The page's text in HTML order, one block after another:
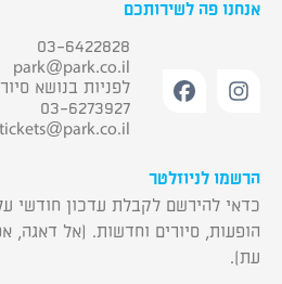
אנחנו פה לשירותכם
03-6422828
park@park.co.il
לפניות בנושא
03-6273927
tickets@park.co.il
הרשמו לניוזלטר
כדאי להירשם לקבלת עדכון חודשי
הופעות, סיורים וחדשות. (אל
עת).